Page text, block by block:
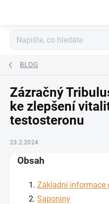
BLOG
Zázračný
ke zlepšení
testosteronu
23.2.2024
Obsah
Základní informace
Saponiny